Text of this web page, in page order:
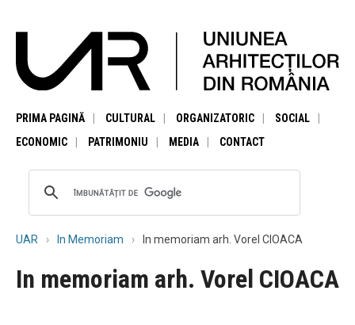
PRIMA PAGINĂ CULTURAL ORGANIZATORIC
SOCIAL
ECONOMIC
PATRIMONIU MEDIA CONTACT
UAR In Memoriam In memoriam arh. Vorel CIOACA
In memoriam arh. Vorel CIOACA